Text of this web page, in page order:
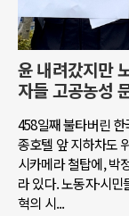
윤 내려갔지만
자들 고공농성
458일째 불타버린
종호텔 앞 지하차도
시카메라 철탑에, 박
라 있다. 노동자·시
혁의 시...